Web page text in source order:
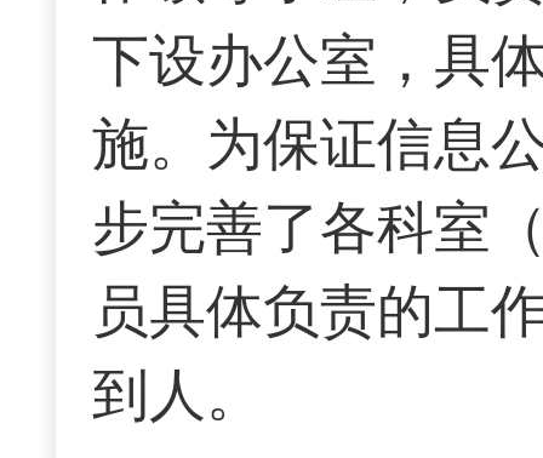
下设办公室，具
施。为保证信息
步完善了各科室
员具体负责的工
到人。